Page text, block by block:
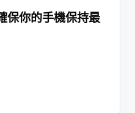
保你的手機保持最